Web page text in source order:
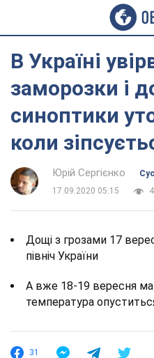
В Україні
заморозки і
синоптики
коли
Юрій Сергієнко
17.09.2020 05:15
Дощі з грозами 17
північ України
А вже 18-19 вересня
температура
31